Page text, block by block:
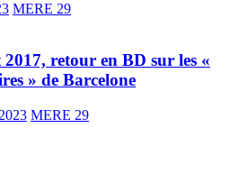
MERE 29
retour en BD sur les «
» de Barcelone
MERE 29